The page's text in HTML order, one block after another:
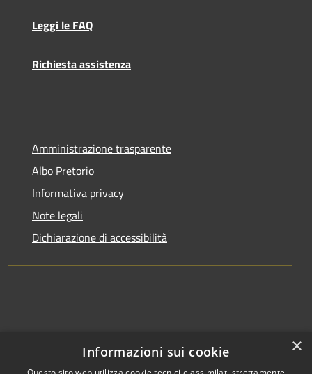
Leggi le FAQ
Richiesta assistenza
Amministrazione trasparente
Albo Pretorio
Informativa privacy
Note legali
Dichiarazione di accessibilità
×
Informazioni sui cookie